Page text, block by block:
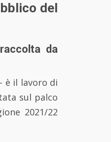
del
da
è il lavoro di
sul palco
2021/22